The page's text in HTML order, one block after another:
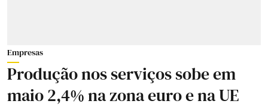
Empresas
Produção nos serviços sobe em
maio 2,4% na zona euro e na UE